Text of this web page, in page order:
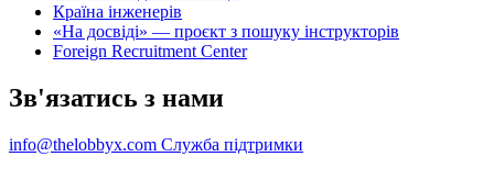
Країна інженерів
«На досвіді» — проєкт з пошуку інструкторів
Foreign Recruitment Center
Зв'язатись з нами
info@thelobbyx.com Служба підтримки